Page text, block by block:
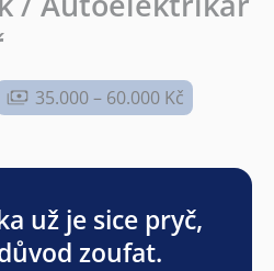
35.000 – 60.000 Kč
už je sice pryč,
zoufat.